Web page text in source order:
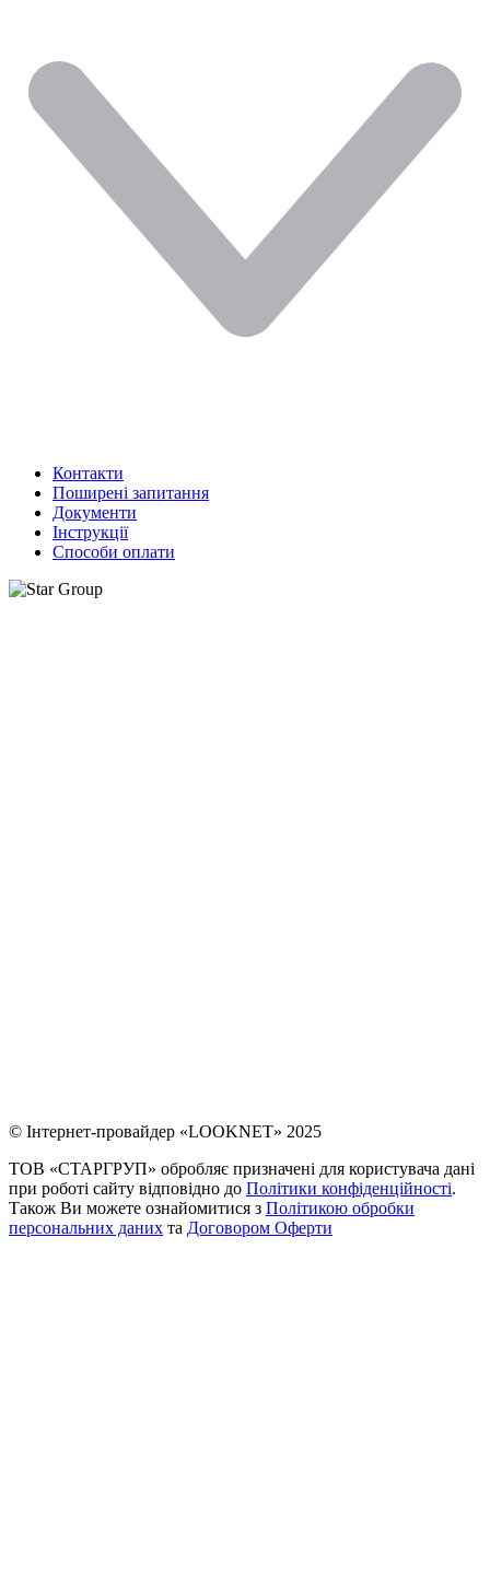
Контакти
Поширені запитання
Документи
Інструкції
Способи оплати
© Інтернет-провайдер «LOOKNET» 2025
ТОВ «СТАРГРУП» обробляє призначені для користувача дані
при роботі сайту відповідно до Політики конфіденційності.
Також Ви можете ознайомитися з Політикою обробки
персональних даних та Договором Оферти